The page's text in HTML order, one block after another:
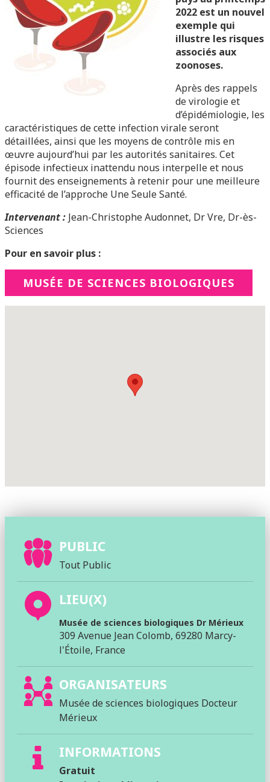
2022 est un nouvel
exemple qui
illustre les risques
associés aux
zoonoses.
Après des rappels
de virologie et
d’épidémiologie, les
caractéristiques de cette infection virale seront
détaillées, ainsi que les moyens de contrôle mis en
œuvre aujourd’hui par les autorités sanitaires. Cet
épisode infectieux inattendu nous interpelle et nous
fournit des enseignements à retenir pour une meilleure
efficacité de l’approche Une Seule Santé.
Intervenant : Jean-Christophe Audonnet, Dr Vre, Dr-ès-
Sciences
Pour en savoir plus :
MUSÉE DE SCIENCES BIOLOGIQUES
PUBLIC
Tout Public
LIEU(X)
Musée de sciences biologiques Dr Mérieux
309 Avenue Jean Colomb, 69280 Marcy-
l'Étoile, France
ORGANISATEURS
Musée de sciences biologiques Docteur
Mérieux
INFORMATIONS
Gratuit